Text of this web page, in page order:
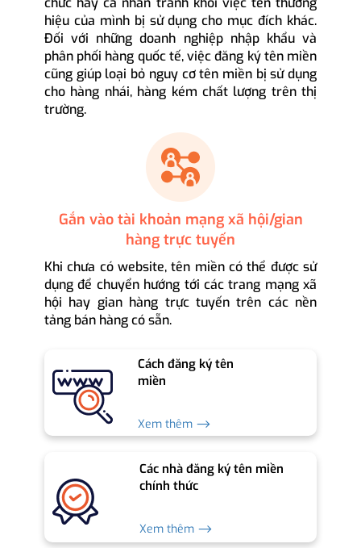
hiệu của mình bị sử dụng cho mục đích khác.
Đối với những doanh nghiệp nhập khẩu và
phân phối hàng quốc tế, việc đăng ký tên miền
cũng giúp loại bỏ nguy cơ tên miền bị sử dụng
cho hàng nhái, hàng kém chất lượng trên thị
trường.
Gắn vào tài khoản mạng xã hội/gian
hàng trực tuyến
Khi chưa có website, tên miền có thể được sử
dụng để chuyển hướng tới các trang mạng xã
hội hay gian hàng trực tuyến trên các nền
tảng bán hàng có sẵn.
Cách đăng ký tên
miền
Xem thêm ⟶
Các nhà đăng ký tên miền
chính thức
Xem thêm ⟶